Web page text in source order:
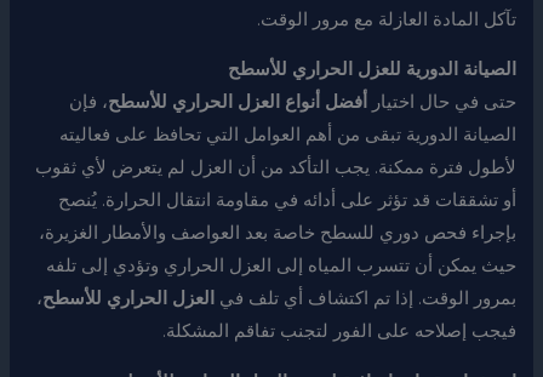
تآكل المادة العازلة مع مرور الوقت.
الصيانة الدورية للعزل الحراري للأسطح
حتى في حال اختيار
أفضل أنواع العزل الحراري للأسطح، فإن
الصيانة الدورية تبقى من أهم العوامل التي تحافظ على فعاليته
لأطول فترة ممكنة. يجب التأكد من أن العزل لم يتعرض لأي ثقوب
أو تشققات قد تؤثر على أدائه في مقاومة انتقال الحرارة. يُنصح
بإجراء فحص دوري للسطح خاصة بعد العواصف والأمطار الغزيرة،
حيث يمكن أن تتسرب المياه إلى العزل الحراري وتؤدي إلى تلفه
بمرور الوقت. إذا تم اكتشاف أي تلف في العزل الحراري للأسطح،
فيجب إصلاحه على الفور لتجنب تفاقم المشكلة.